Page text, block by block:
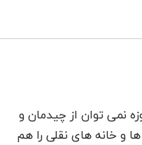
نمی توان از چیدمان و
و خانه های نقلی را هم